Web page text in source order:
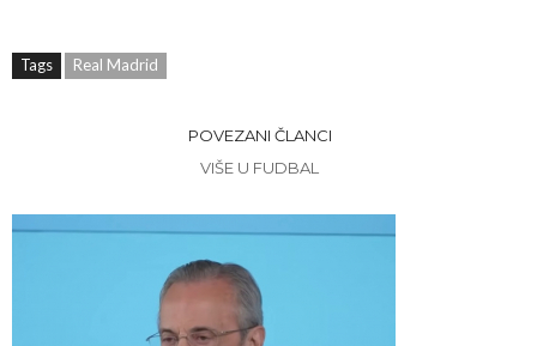
Tags Real Madrid
POVEZANI ČLANCI
VIŠE U FUDBAL